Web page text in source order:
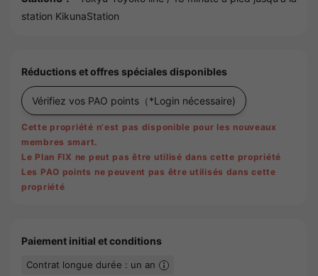
station KikunaStation
Réductions et offres spéciales disponibles
Vérifiez vos PAO points （*Login nécessaire)
Cette propriété n'est pas disponible pour les nouveaux
membres smart.
Le Plan FIX ne peut pas être utilisé dans cette propriété
Les PAO points ne peuvent pas être utilisés dans cette
propriété
Paiement initial et conditions
Contrat longue durée : un an